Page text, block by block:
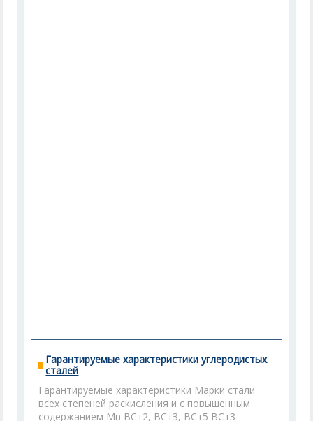
Гарантируемые характеристики углеродистых
сталей
Гарантируемые характеристики Марки стали
всех степеней раскисления и с повышенным
содержанием Mn ВСт2, ВСтЗ, ВСт5 ВСтЗ